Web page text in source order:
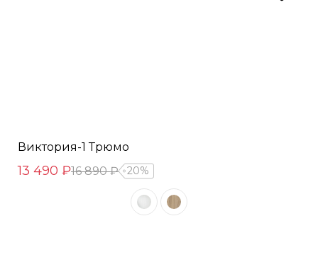
Виктория-1 Трюмо
13 490 ₽16 890 ₽ 20%